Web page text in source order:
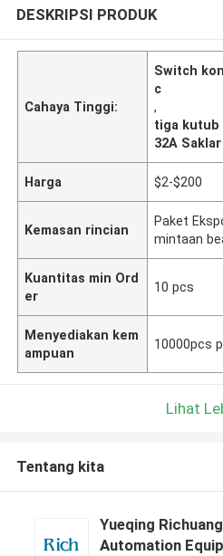
DESKRIPSI PRODUK
Cahaya Tinggi:
Switch
c
,
tiga kutub
32A
Harga $2-$200
Kemasan rincian
Paket
mintaan
Kuantitas min Ord
er
10 pcs
Menyediakan kem
ampuan
10000pcs
Lihat
Tentang kita
Yueqing Richuang
Automation